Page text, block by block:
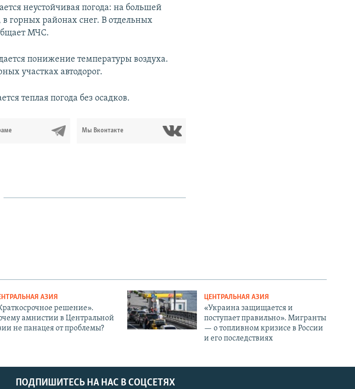
неустойчивая погода: на большей
горных районах снег. В отдельных
МЧС.
понижение температуры воздуха.
участках автодорог.
теплая погода без осадков.
Мы Вконтакте
АЗИЯ
решение».
амнистии в Центральной
не панацея от проблемы?
ЦЕНТРАЛЬНАЯ АЗИЯ
«Украина защищается и
поступает правильно». Мигранты
— о топливном кризисе в России
и его последствиях
ПОДПИШИТЕСЬ НА НАС В СОЦСЕТЯХ